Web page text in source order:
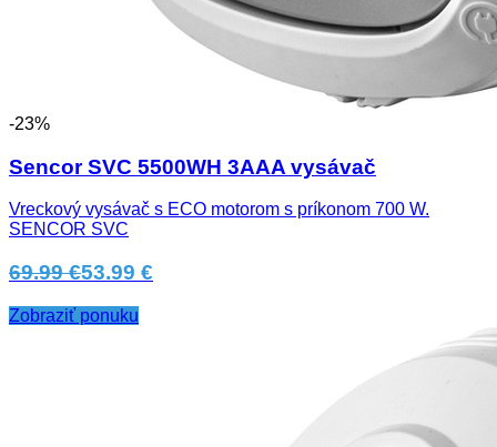
-23%
Sencor SVC 5500WH 3AAA vysávač
Vreckový vysávač s ECO motorom s príkonom 700 W.
SENCOR SVC
69.99 €53.99 €
Zobraziť ponuku